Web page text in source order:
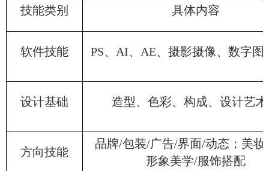
技能类别 具体内容
软件技能 PS、AI、AE、摄影摄像、数字图
设计基础 造型、色彩、构成、设计艺
方向技能
品牌/包装/广告/界面/动态；美妆
形象美学/服饰搭配